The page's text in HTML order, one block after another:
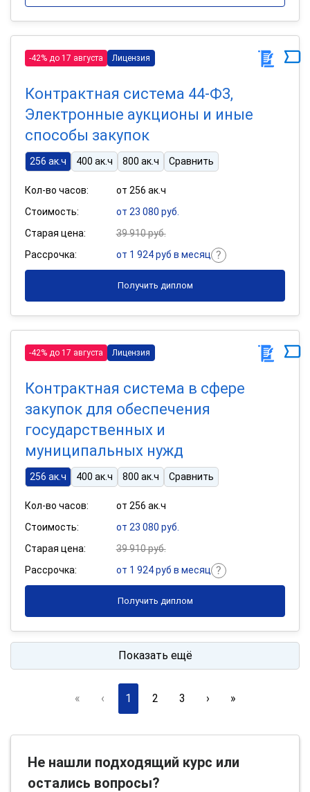
-42% до 17 августа Лицензия
Контрактная система 44-Ф3,
Электронные аукционы и иные
способы закупок
256 ак.ч 400 ак.ч 800 ак.ч Сравнить
Кол-во часов:
от 256 ак.ч
Стоимость:
от 23 080 руб.
Старая цена:
39 910 руб.
Рассрочка:
от 1 924 руб в месяц
Получить диплом
-42% до 17 августа Лицензия
Контрактная система в сфере
закупок для обеспечения
государственных и
муниципальных нужд
256 ак.ч 400 ак.ч 800 ак.ч Сравнить
Кол-во часов:
от 256 ак.ч
Стоимость:
от 23 080 руб.
Старая цена:
39 910 руб.
Рассрочка:
от 1 924 руб в месяц
Получить диплом
Показать ещё
« ‹ 1 2 3 › »
Не нашли подходящий курс или
остались вопросы?